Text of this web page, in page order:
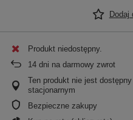
Dodaj
Produkt niedostępny
14 dni na darmowy zwrot
Ten produkt nie jest
stacjonarnym
Bezpieczne zakupy